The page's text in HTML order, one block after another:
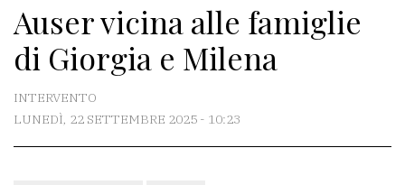
Associazioni
Meteo
Auser vicina alle famiglie
di Giorgia e Milena
INTERVENTO
LUNEDÌ, 22 SETTEMBRE 2025 - 10:23